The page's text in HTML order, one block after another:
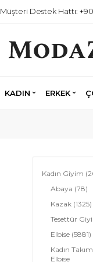
Müşteri Destek Hattı:
KADIN ERKEK
Kadın Giyim
Abaya (78)
Kazak (1325)
Tesettür
Elbise (5881)
Kadın Takım
Elbise